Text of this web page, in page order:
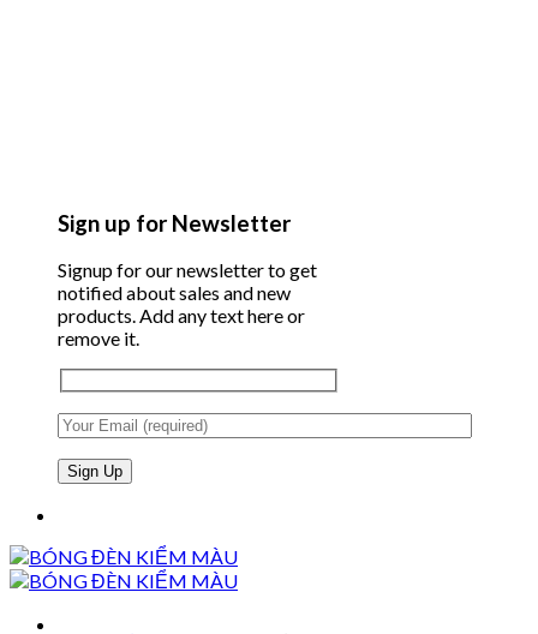
Sign up for Newsletter
Signup for our newsletter to get
notified about sales and new
products. Add any text here or
remove it.